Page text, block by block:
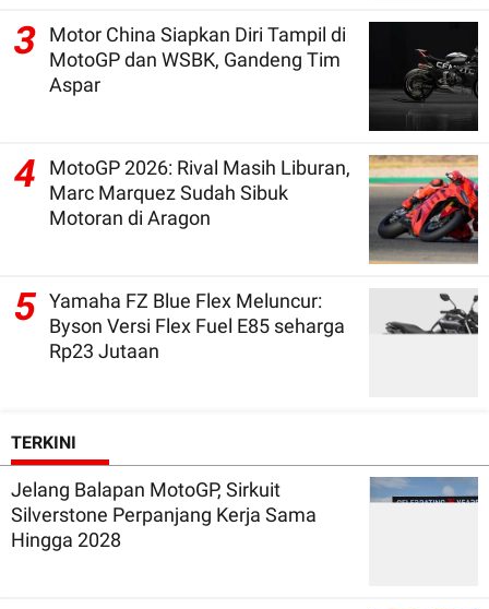
3
Motor China Siapkan Diri Tampil di
MotoGP dan WSBK, Gandeng Tim
Aspar
4
MotoGP 2026: Rival Masih Liburan,
Marc Marquez Sudah Sibuk
Motoran di Aragon
5 Yamaha FZ Blue Flex Meluncur:
Byson Versi Flex Fuel E85 seharga
Rp23 Jutaan
TERKINI
Jelang Balapan MotoGP, Sirkuit
Silverstone Perpanjang Kerja Sama
Hingga 2028